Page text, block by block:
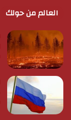
العالم من حولك